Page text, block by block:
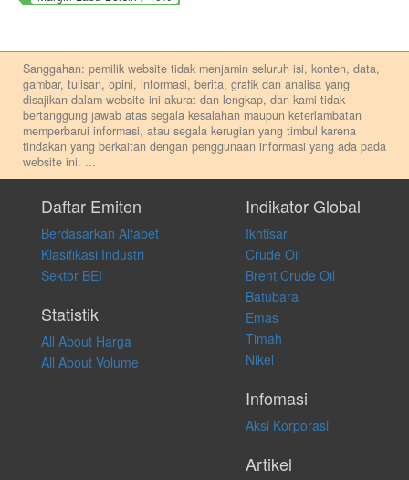
Sanggahan: pemilik website tidak menjamin seluruh isi, konten, data,
gambar, tulisan, opini, informasi, berita, grafik dan analisa yang
disajikan dalam website ini akurat dan lengkap, dan kami tidak
bertanggung jawab atas segala kesalahan maupun keterlambatan
memperbarui informasi, atau segala kerugian yang timbul karena
tindakan yang berkaitan dengan penggunaan informasi yang ada pada
website ini. ...
pribadi. Kami tidak memberi anjuran, saran, rekomendasi untuk
membeli, menjual atau melakukan aktivitas lain yang terkait dengan
transaksi perdagangan apapun, dan kami tidak bertanggung jawab
atas keputusan investasi yang dilakukan dalam kondisi dan situasi
apapun juga, yang diakibatkan secara langsung maupun tidak
langsung atas konten pada website ini.
Daftar Emiten
Berdasarkan Alfabet
Klasifikasi Industri
Sektor BEI
Statistik
All About Harga
All About Volume
Indikator Global
Ikhtisar
Crude Oil
Brent Crude Oil
Batubara
Emas
Timah
Nikel
Infomasi
Aksi Korporasi
Artikel